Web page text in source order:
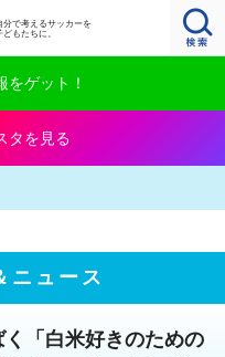
分で考えるサッカーを
どもたちに。
をゲット！
タを見る
ニュース
「白米好きのための